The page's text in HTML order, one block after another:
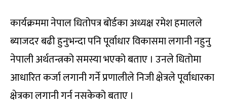
कार्यक्रममा नेपाल धितोपत्र बोर्डका अध्यक्ष रमेश हमालले
ब्याजदर बढी हुनुभन्दा पनि पूर्वाधार विकासमा लगानी नहुनु
नेपाली अर्थतन्त्रको समस्या भएको बताए । उनले धितोमा
आधारित कर्जा लगानी गर्ने प्रणालीले निजी क्षेत्रले पूर्वाधारका
क्षेत्रका लगानी गर्न नसकेको बताए ।